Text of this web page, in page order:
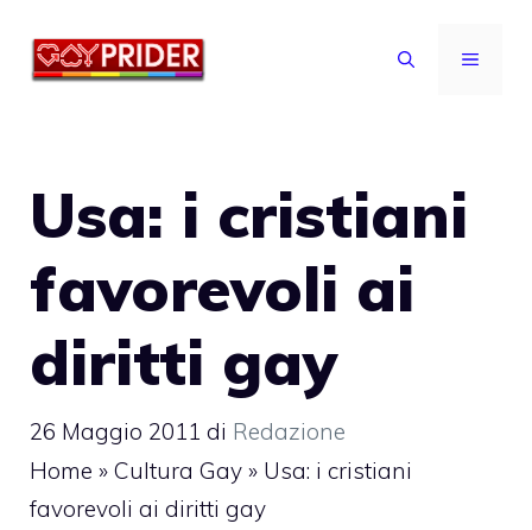
MENU
Usa: i cristiani
favorevoli ai
diritti gay
26 Maggio 2011 di Redazione
Home » Cultura Gay » Usa: i cristiani
favorevoli ai diritti gay